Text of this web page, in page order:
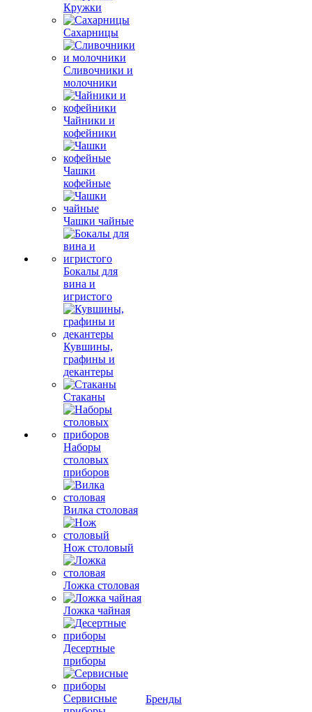
Кружки
Сахарницы
Сливочники и
молочники
Чайники и
кофейники
Чашки
кофейные
Чашки чайные
Бокалы для
вина и
игристого
Кувшины,
графины и
декантеры
Стаканы
Наборы
столовых
приборов
Вилка столовая
Нож столовый
Ложка столовая
Ложка чайная
Десертные
приборы
Сервисные
Бренды